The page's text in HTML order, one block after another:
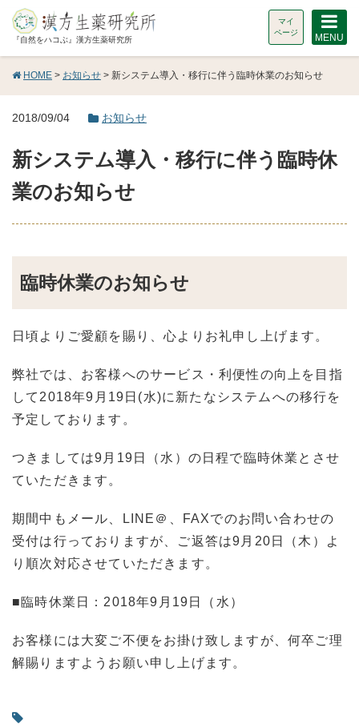
『自然をハコぶ』漢方生薬研究所
マイ
ページ
MENU
HOME > お知らせ > 新システム導入・移行に伴う臨時休業のお知らせ
2018/09/04 お知らせ
新システム導入・移行に伴う臨時休
業のお知らせ
臨時休業のお知らせ
日頃よりご愛顧を賜り、心よりお礼申し上げます。
弊社では、お客様へのサービス・利便性の向上を目指
して2018年9月19日(水)に新たなシステムへの移行を
予定しております。
つきましては9月19日（水）の日程で臨時休業とさせ
ていただきます。
期間中もメール、LINE＠、FAXでのお問い合わせの
受付は行っておりますが、ご返答は9月20日（木）よ
り順次対応させていただきます。
■臨時休業日：2018年9月19日（水）
お客様には大変ご不便をお掛け致しますが、何卒ご理
解賜りますようお願い申し上げます。